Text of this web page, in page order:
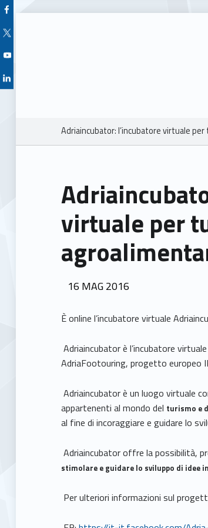
Facebook Unioncamere Veneto
Twitter Unioncamere Veneto
Youtube Unioncamere Veneto
Linkedin Unioncamere Veneto
Breadcrumbs navigation
Adriaincubator: l’incubatore virtuale
virtuale per
POSTED ON:
16 MAG2016
È online l’incubatore virtuale
Adriaincubator è l’incubatore
AdriaFootouring, progetto europeo
Adriaincubator è un luogo virtuale
appartenenti al mondo del turismo e
al fine di incoraggiare e guidare lo
Adriaincubator offre la possibilità,
stimolare e guidare lo sviluppo di idee
Per ulteriori informazioni sul